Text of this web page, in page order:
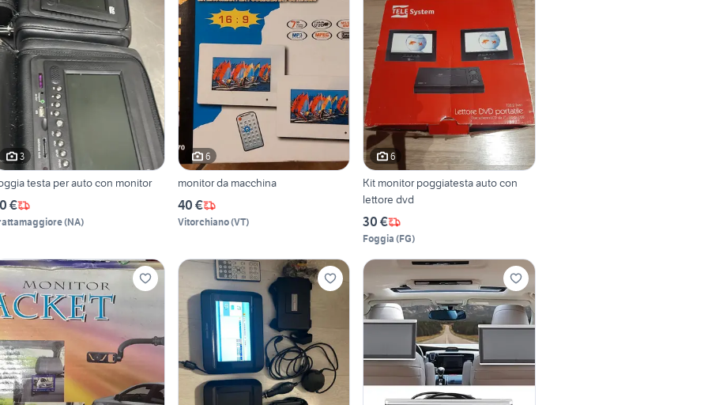
3
testa per auto con monitor
€
(NA)
6
monitor da macchina
40 €
Vitorchiano(VT)
6
Kit monitor poggiatesta auto con
lettore dvd
30 €
Foggia (FG)